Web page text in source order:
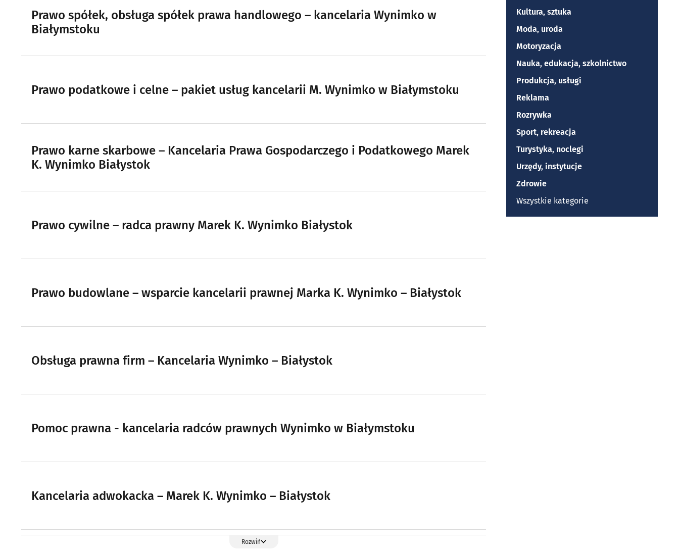
Prawo spółek, obsługa spółek prawa handlowego – kancelaria Wynimko w
Białymstoku
Prawo podatkowe i celne – pakiet usług kancelarii M. Wynimko w Białymstoku
Prawo karne skarbowe – Kancelaria Prawa Gospodarczego i Podatkowego Marek
K. Wynimko Białystok
Prawo cywilne – radca prawny Marek K. Wynimko Białystok
Prawo budowlane – wsparcie kancelarii prawnej Marka K. Wynimko – Białystok
Obsługa prawna firm – Kancelaria Wynimko – Białystok
Pomoc prawna - kancelaria radców prawnych Wynimko w Białymstoku
Kancelaria adwokacka – Marek K. Wynimko – Białystok
Rozwiń
Kultura, sztuka
Moda, uroda
Motoryzacja
Nauka, edukacja, szkolnictwo
Produkcja, usługi
Reklama
Rozrywka
Sport, rekreacja
Turystyka, noclegi
Urzędy, instytucje
Zdrowie
Wszystkie kategorie